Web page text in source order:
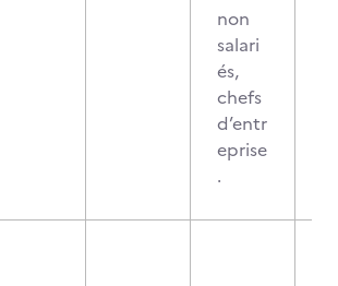
non
salari
és,
chefs
d’entr
eprise
.